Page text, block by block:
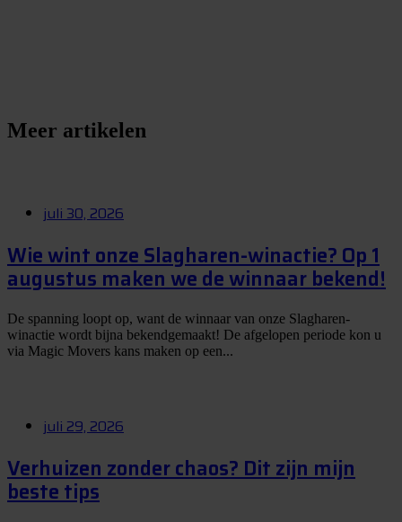
Meer artikelen
juli 30, 2026
Wie wint onze Slagharen-winactie? Op 1
augustus maken we de winnaar bekend!
De spanning loopt op, want de winnaar van onze Slagharen-
winactie wordt bijna bekendgemaakt! De afgelopen periode kon u
via Magic Movers kans maken op een...
juli 29, 2026
Verhuizen zonder chaos? Dit zijn mijn
beste tips